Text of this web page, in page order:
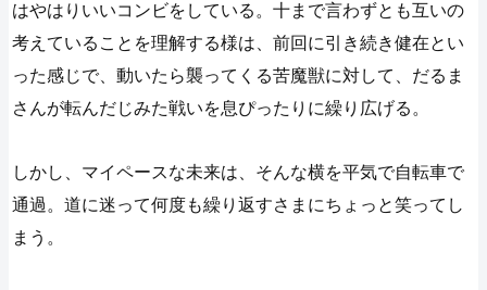
はやはりいいコンビをしている。十まで言わずとも互いの
考えていることを理解する様は、前回に引き続き健在とい
った感じで、動いたら襲ってくる苦魔獣に対して、だるま
さんが転んだじみた戦いを息ぴったりに繰り広げる。
しかし、マイペースな未来は、そんな横を平気で自転車で
通過。道に迷って何度も繰り返すさまにちょっと笑ってし
まう。